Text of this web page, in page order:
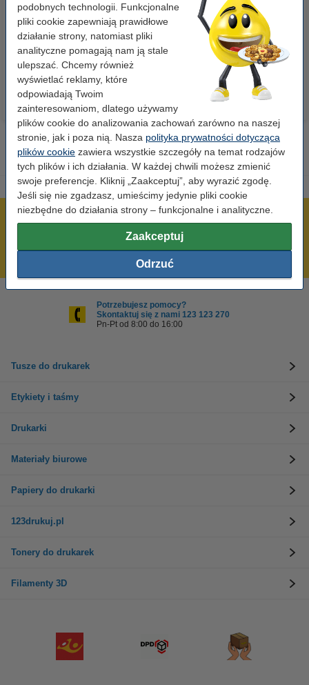
podobnych technologii. Funkcjonalne
pliki cookie zapewniają prawidłowe
działanie strony, natomiast pliki
analityczne pomagają nam ją stale
ulepszać. Chcemy również
wyświetlać reklamy, które
odpowiadają Twoim
zainteresowaniom, dlatego używamy
plików cookie do analizowania zachowań zarówno na naszej
stronie, jak i poza nią. Nasza polityka prywatności dotycząca
plików cookie zawiera wszystkie szczegóły na temat rodzajów
tych plików i ich działania. W każdej chwili możesz zmienić
swoje preferencje. Kliknij „Zaakceptuj”, aby wyrazić zgodę.
Jeśli się nie zgadzasz, umieścimy jedynie pliki cookie
niezbędne do działania strony – funkcjonalne i analityczne.
Zaakceptuj
Odrzuć
Zestaw 4x marker do tablic
suchościeralnych (okrągła
końcówka 2,5 mm) 123drukuj
19,90 zł z VAT
Segregator A4 plastikowy
niebieski 80 mm, 123drukuj
9,90 zł z VAT
600 tysięcy zadowolonych klientów
Potrzebujesz pomocy?
Skontaktuj się z nami 123 123 270
Pn-Pt od 8:00 do 16:00
Tusze do drukarek
Etykiety i taśmy
Drukarki
Materiały biurowe
Papiery do drukarki
123drukuj.pl
Tonery do drukarek
Filamenty 3D